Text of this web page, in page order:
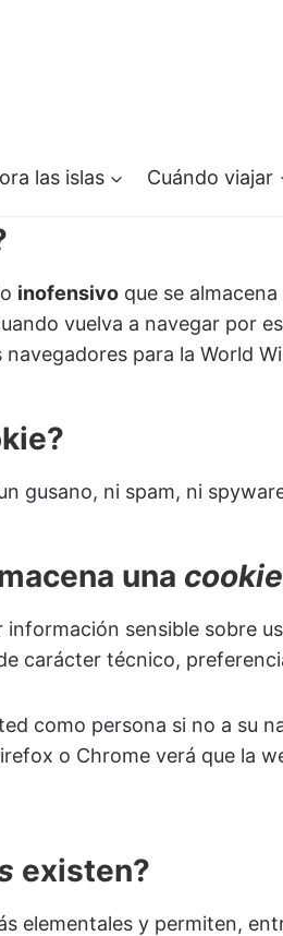
las islas Cuándo viajar
inofensivo que se
vuelva a navegar por
para la World
gusano, ni spam, ni
una cookie
información sensible sobre
carácter técnico,
como persona si no a su
o Chrome verá que la
existen?
elementales y permiten,